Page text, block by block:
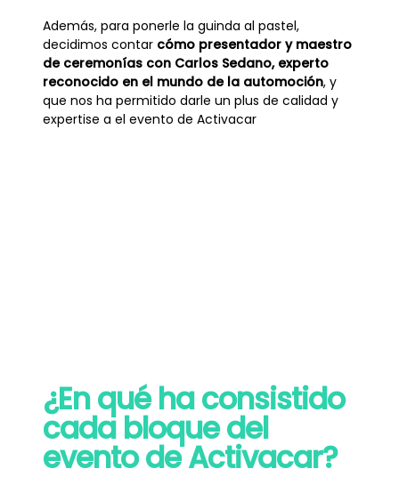
Además, para ponerle la guinda al pastel,
decidimos contar cómo presentador y maestro
de ceremonías con Carlos Sedano, experto
reconocido en el mundo de la automoción, y
que nos ha permitido darle un plus de calidad y
expertise a el evento de Activacar
¿En qué ha consistido
cada bloque del
evento de Activacar?